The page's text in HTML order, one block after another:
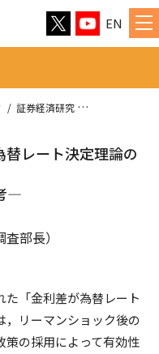
EN
証券経済研究
レート決定理論の
—
部長）
「金利差が為替レート
，リーマンショック後の
策の採用によって有効性